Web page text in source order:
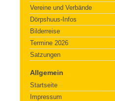
Vereine und Verbände
Dörpshuus-Infos
Bilderreise
Termine 2026
Satzungen
Allgemein
Startseite
Impressum